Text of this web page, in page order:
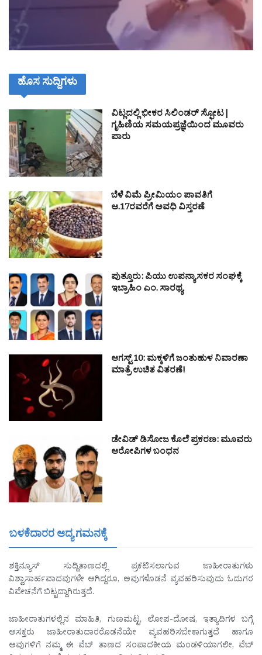
ಹೊಸ ಸುದ್ದಿಗಳು
ವಿಟ್ಲದಲ್ಲಿ ಭೀಕರ ಸಿಲಿಂಡರ್ ಸ್ಫೋಟ|
ಗೃಹಿಣಿಯ ಸಮಯಪ್ರಜ್ಞೆಯಿಂದ ಮೂವರು
ಪಾರು
ಬೆಳೆ ವಿಮೆ ಪ್ರೀಮಿಯಂ ಪಾವತಿಗೆ
ಆ.17ರವರೆಗೆ ಅವಧಿ ವಿಸ್ತರಣೆ
ಪುತ್ತೂರು: ಪಿಯು ಉಪನ್ಯಾಸಕರ ಸಂಘಕ್ಕೆ
ಇಬ್ರಾಹಿಂ ಎಂ. ಸಾರಥ್ಯ
ಆಗಸ್ಟ್ 10: ಮಕ್ಕಳಿಗೆ ಜಂತುಹುಳ ನಿವಾರಣಾ
ಮಾತ್ರೆ ಉಚಿತ ವಿತರಣೆ!
ಡೇವಿಡ್ ಡಿಸೋಜ ಕೊಲೆ ಪ್ರಕರಣ: ಮೂವರು
ಆರೋಪಿಗಳ ಬಂಧನ
ಬಳಕೆದಾರರ ಆದ್ಯ ಗಮನಕ್ಕೆ
ಶಕ್ತಿನ್ಯೂಸ್ ಸುದ್ದಿತಾಣದಲ್ಲಿ ಪ್ರಕಟಿಸಲಾಗುವ ಜಾಹೀರಾತುಗಳು
ವಿಶ್ವಾಸಾರ್ಹವಾದವುಗಳೇ ಆಗಿದ್ದರೂ, ಅವುಗಳೊಡನೆ ವ್ಯವಹರಿಸುವುದು ಓದುಗರ
ವಿವೇಚನೆಗೆ ಬಿಟ್ಟದ್ದಾಗಿರುತ್ತದೆ.
ಜಾಹೀರಾತುಗಳಲ್ಲಿನ ಮಾಹಿತಿ, ಗುಣಮಟ್ಟ, ಲೋಪ-ದೋಷ, ಇತ್ಯಾದಿಗಳ ಬಗ್ಗೆ
ಆಸಕ್ತರು ಜಾಹೀರಾತುದಾರರೊಡನೆಯೇ ವ್ಯವಹರಿಸಬೇಕಾಗುತ್ತದೆ ಹಾಗೂ
ಅವುಗಳಿಗೆ ನಮ್ಮ ಈ ವೆಬ್ ತಾಣದ ಸಂಪಾದಕೀಯ ಮಂಡಳಿಯಾಗಲೀ, ವೆಬ್